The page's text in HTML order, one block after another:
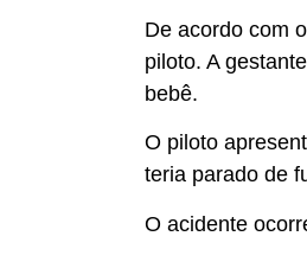
De acordo com
piloto. A
bebê.
O piloto
teria parado de
O acidente